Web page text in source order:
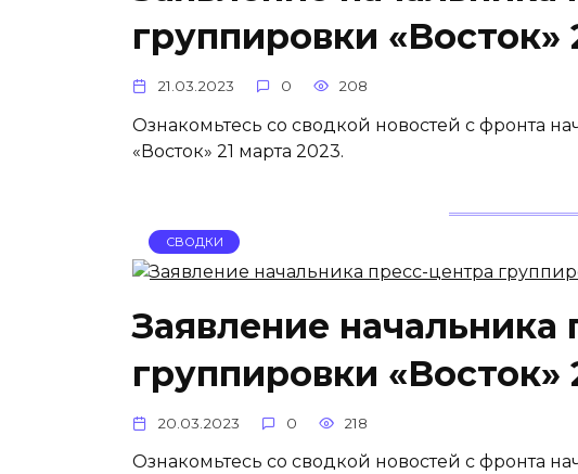
группировки «Восток»
21.03.2023 0 208
Ознакомьтесь со сводкой новостей с фронта
«Восток» 21 марта 2023.
СВОДКИ
Заявление начальника
группировки «Восток»
20.03.2023 0 218
Ознакомьтесь со сводкой новостей с фронта